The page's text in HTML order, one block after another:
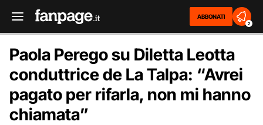
ABBONATI
2
Paola Perego su Diletta Leotta
conduttrice de La Talpa: “Avrei
pagato per rifarla, non mi hanno
chiamata”